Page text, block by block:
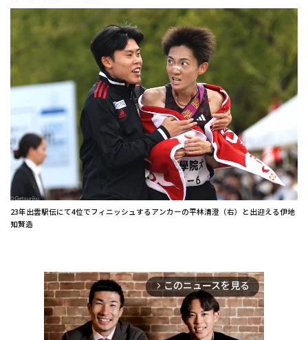
23年出雲駅伝にて4位でフィニッシュするアンカーの平林清澄（右）と出迎える伊地
知賢造
arrow_forward_ios このニュースを見る